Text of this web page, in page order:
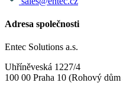
Adresa společnosti
Entec Solutions a.s.
Uhříněveská 1227/4
100 00 Praha 10 (Rohový